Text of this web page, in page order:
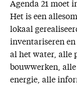
Agenda 21 moet
Het is een
lokaal
inventariseren
al het water, alle
bouwwerken,
energie, alle